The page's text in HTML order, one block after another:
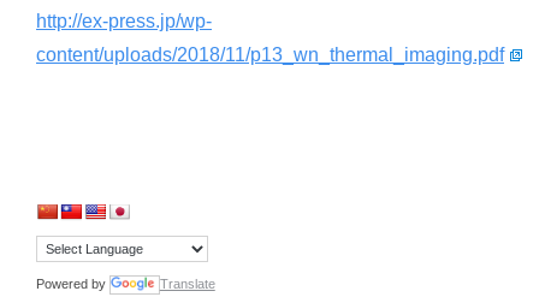
http://ex-press.jp/wp-
content/uploads/2018/11/p13_wn_thermal_imaging.pdf
Powered by Translate